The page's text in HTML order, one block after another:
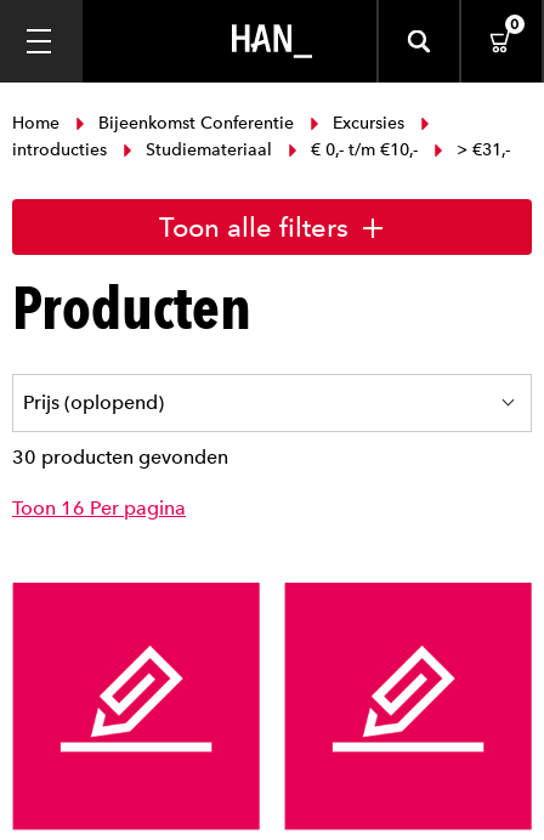
0
Home Bijeenkomst Conferentie
Excursies
introducties
Studiemateriaal € 0,- t/m €10,- > €31,-
Toon alle filters
Producten
30 producten gevonden
Toon 16 Per pagina